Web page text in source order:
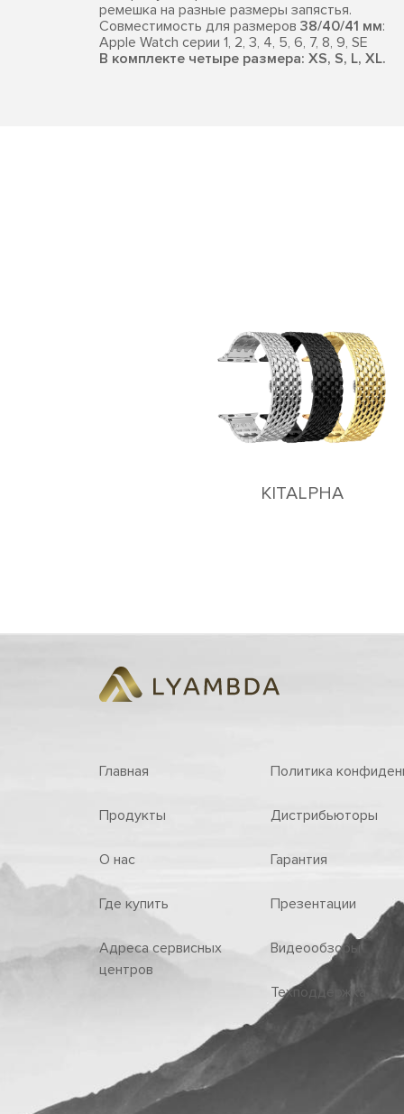
ремешка на разные размеры запястья.
Совместимость для размеров 38/40/41 мм:
Apple Watch серии 1, 2, 3, 4, 5, 6, 7, 8, 9, SE
В комплекте четыре размера: XS, S, L, XL.
KITALPHA
Главная
Продукты
О нас
Где купить
Адреса сервисных
центров
Политика
Дистрибьюторы
Гарантия
Презентации
Видеообзоры
Техподдержка